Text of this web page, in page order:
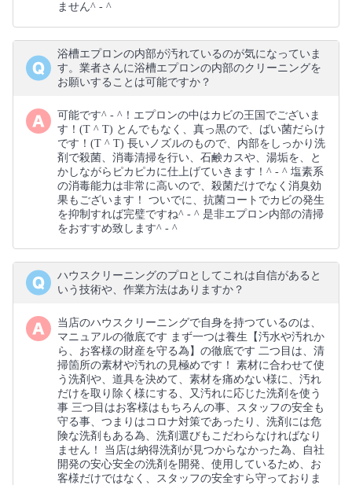
ません^ - ^
浴槽エプロンの内部が汚れているのが気になっていま
す。業者さんに浴槽エプロンの内部のクリーニングを
お願いすることは可能ですか？
可能です^ - ^！エプロンの中はカビの王国でございま
す！(T ^ T) とんでもなく、真っ黒ので、ばい菌だらけ
です！(T ^ T) 長いノズルのもので、内部をしっかり洗
剤で殺菌、消毒清掃を行い、石鹸カスや、湯垢を、と
かしながらピカピカに仕上げていきます！^ - ^ 塩素系
の消毒能力は非常に高いので、殺菌だけでなく消臭効
果もございます！ ついでに、抗菌コートでカビの発生
を抑制すれば完璧ですね^ - ^ 是非エプロン内部の清掃
をおすすめ致します^ - ^
ハウスクリーニングのプロとしてこれは自信があると
いう技術や、作業方法はありますか？
当店のハウスクリーニングで自身を持つているのは、
マニュアルの徹底です まず一つは養生【汚水や汚れか
ら、お客様の財産を守る為】の徹底です 二つ目は、清
掃箇所の素材や汚れの見極めです！ 素材に合わせて使
う洗剤や、道具を決めて、素材を痛めない様に、汚れ
だけを取り除く様にする、又汚れに応じた洗剤を使う
事 三つ目はお客様はもちろんの事、スタッフの安全も
守る事、つまりはコロナ対策であったり、洗剤には危
険な洗剤もある為、洗剤選びもこだわらなければなり
ません！ 当店は納得洗剤が見つからなかった為、自社
開発の安心安全の洗剤を開発、使用しているため、お
客様だけではなく、スタッフの安全すら守っておりま